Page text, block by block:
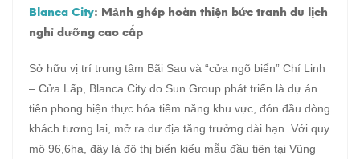
Blanca City: Mảnh ghép hoàn thiện bức tranh du lịch
nghỉ dưỡng cao cấp
Sở hữu vị trí trung tâm Bãi Sau và “cửa ngõ biển” Chí Linh
– Cửa Lấp, Blanca City do Sun Group phát triển là dự án
tiên phong hiện thực hóa tiềm năng khu vực, đón đầu dòng
khách tương lai, mở ra dư địa tăng trưởng dài hạn. Với quy
mô 96,6ha, đây là đô thị biển kiểu mẫu đầu tiên tại Vũng